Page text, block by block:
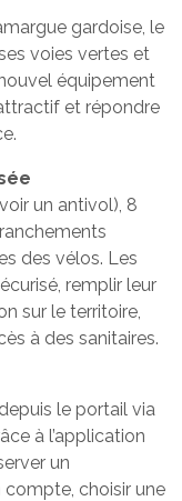
gardoise, le
voies vertes et
équipement
et répondre
un antivol), 8
des vélos. Les
remplir leur
sur le territoire,
à des sanitaires.
le portail via
à l’application
un
choisir une